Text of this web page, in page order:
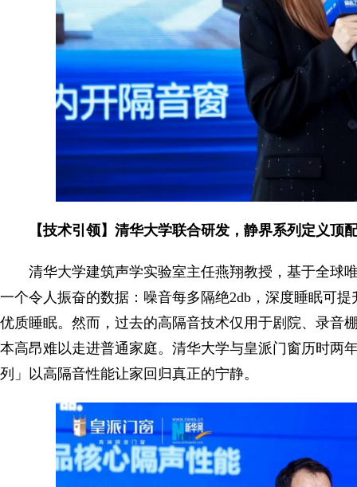
【技术引领】清华大学联合研发，静界系列定义顶
清华大学建筑声学实验室主任燕翔教授，基于全球
一个令人振奋的数据：噪音每多隔绝2db，深度睡眠可
优质睡眠。然而，过去的高隔音技术仅用于剧院、录音
本高昂难以走进普通家庭。清华大学与皇派门窗历时两
列」以高隔音性能让家回归真正的宁静。